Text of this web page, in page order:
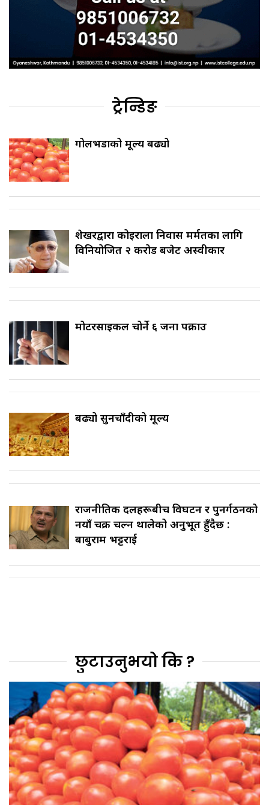
ट्रेन्डिङ
गोलभेँडाको मूल्य बढ्यो
शेखरद्वारा कोइराला निवास मर्मतका लागि
विनियोजित २ करोड बजेट अस्वीकार
मोटरसाइकल चोर्ने ६ जना पक्राउ
बढ्यो सुनचाँदीको मूल्य
राजनीतिक दलहरूबीच विघटन र पुनर्गठनको
नयाँ चक्र चल्न थालेको अनुभूत हुँदैछ :
बाबुराम भट्टराई
छुटाउनुभयो कि ?